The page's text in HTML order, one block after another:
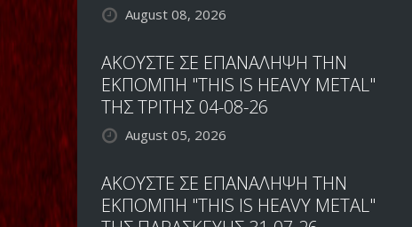
August 08, 2026
ΑΚΟΥΣΤΕ ΣΕ ΕΠΑΝΑΛΗΨΗ ΤΗΝ
ΕΚΠΟΜΠΗ "THIS IS HEAVY METAL"
ΤΗΣ ΤΡΙΤΗΣ 04-08-26
August 05, 2026
ΑΚΟΥΣΤΕ ΣΕ ΕΠΑΝΑΛΗΨΗ ΤΗΝ
ΕΚΠΟΜΠΗ "THIS IS HEAVY METAL"